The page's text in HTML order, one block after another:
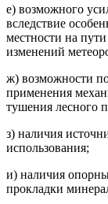
е) возможного
вследствие
местности на пути
изменений
ж) возможности
применения
тушения лесного
з) наличия
использования;
и) наличия
прокладки